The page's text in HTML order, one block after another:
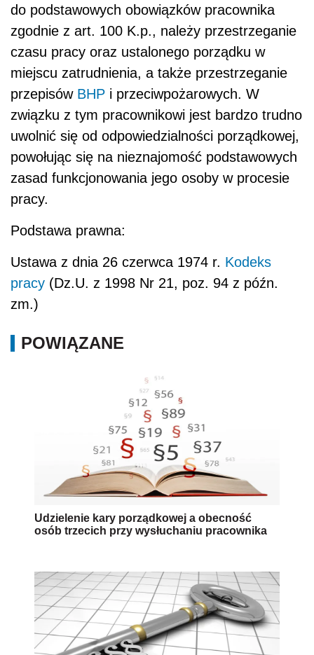
do podstawowych obowiązków pracownika
zgodnie z art. 100 K.p., należy przestrzeganie
czasu pracy oraz ustalonego porządku w
miejscu zatrudnienia, a także przestrzeganie
przepisów BHP i przeciwpożarowych. W
związku z tym pracownikowi jest bardzo trudno
uwolnić się od odpowiedzialności porządkowej,
powołując się na nieznajomość podstawowych
zasad funkcjonowania jego osoby w procesie
pracy.
Podstawa prawna:
Ustawa z dnia 26 czerwca 1974 r. Kodeks
pracy (Dz.U. z 1998 Nr 21, poz. 94 z późn.
zm.)
POWIĄZANE
Udzielenie kary porządkowej a obecność
osób trzecich przy wysłuchaniu pracownika